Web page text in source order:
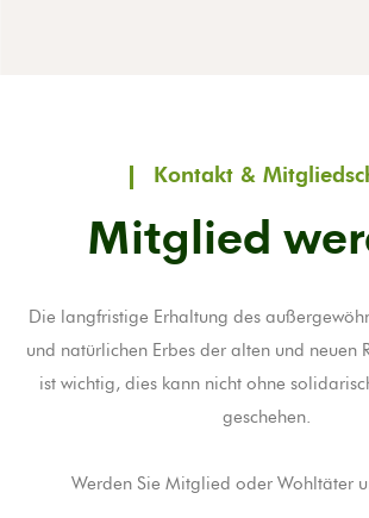
Kontakt &
Mitglied
Die langfristige Erhaltung des
und natürlichen Erbes der alten und neuen
ist wichtig, dies kann nicht ohne
geschehen.
Werden Sie Mitglied oder Wohltäter